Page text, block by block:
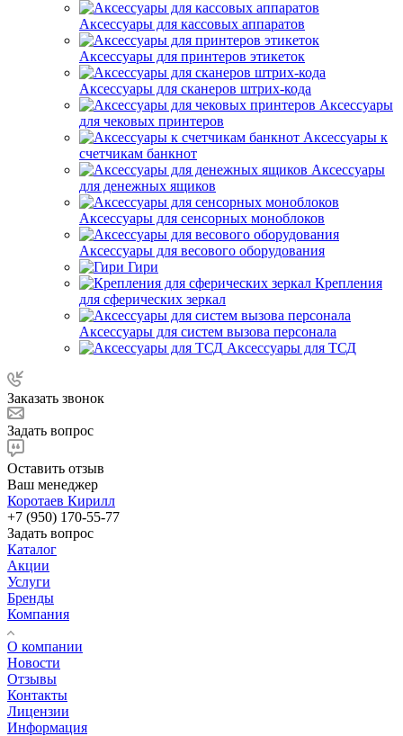
Аксессуары для кассовых аппаратов
Аксессуары для принтеров этикеток
Аксессуары для сканеров штрих-кода
Аксессуары
для чековых принтеров
Аксессуары к
счетчикам банкнот
Аксессуары
для денежных ящиков
Аксессуары для сенсорных моноблоков
Аксессуары для весового оборудования
Гири
Крепления
для сферических зеркал
Аксессуары для систем вызова персонала
Аксессуары для ТСД
Заказать звонок
Задать вопрос
Оставить отзыв
Ваш менеджер
Коротаев Кирилл
+7 (950) 170-55-77
Задать вопрос
Каталог
Акции
Услуги
Бренды
Компания
О компании
Новости
Отзывы
Контакты
Лицензии
Информация